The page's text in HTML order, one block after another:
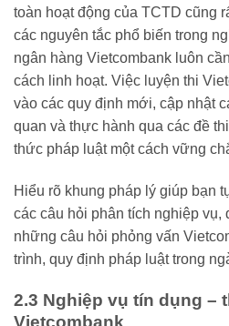
toàn hoạt động của TCTD cũng
các nguyên tắc phổ biến trong
ngân hàng Vietcombank luôn
cách linh hoạt. Việc luyện thi
vào các quy định mới, cập nhật
quan và thực hành qua các đề
thức pháp luật một cách vững
Hiểu rõ khung pháp lý giúp bạn
các câu hỏi phân tích nghiệp vụ,
những câu hỏi phỏng vấn
trình, quy định pháp luật trong
2.3 Nghiệp vụ tín dụng –
Vietcombank